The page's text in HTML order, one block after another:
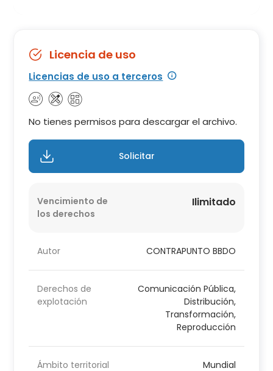
Licencia de uso
Licencias de uso a terceros
No tienes permisos para descargar el archivo.
Solicitar
Vencimiento de
los derechos
Ilimitado
Autor CONTRAPUNTO BBDO
Derechos de
explotación
Comunicación Pública,
Distribución,
Transformación,
Reproducción
Ámbito territorial Mundial